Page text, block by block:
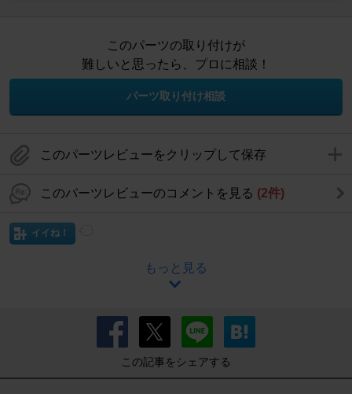
このパーツの取り付けが
難しいと思ったら、プロに相談！
パーツ取り付け相談
このパーツレビューをクリップして保存
このパーツレビューのコメントを見る (2件)
イイね！
もっと見る
この記事をシェアする